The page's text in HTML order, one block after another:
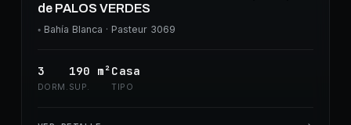
de PALOS VERDES
◦ Bahía Blanca · Pasteur 3069
3
DORM.
190 m²
SUP.
Casa
TIPO